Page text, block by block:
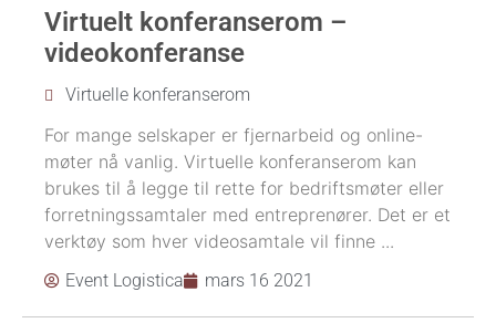
Virtuelt konferanserom –
videokonferanse
Virtuelle konferanserom
For mange selskaper er fjernarbeid og online-
møter nå vanlig. Virtuelle konferanserom kan
brukes til å legge til rette for bedriftsmøter eller
forretningssamtaler med entreprenører. Det er et
verktøy som hver videosamtale vil finne ...
Event Logistica mars 16 2021